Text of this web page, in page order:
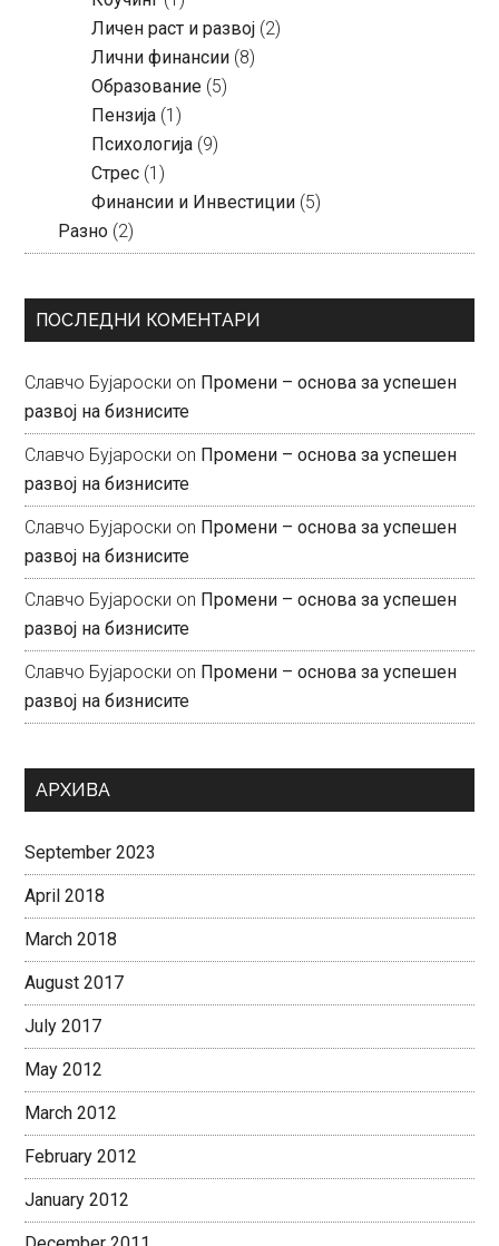
Личен раст и развој (2)
Лични финансии (8)
Образование (5)
Пензија (1)
Психологија (9)
Стрес (1)
Финансии и Инвестиции (5)
Разно (2)
ПОСЛЕДНИ КОМЕНТАРИ
Славчо Бујароски on Промени – основа за успешен
развој на бизнисите
Славчо Бујароски on Промени – основа за успешен
развој на бизнисите
Славчо Бујароски on Промени – основа за успешен
развој на бизнисите
Славчо Бујароски on Промени – основа за успешен
развој на бизнисите
Славчо Бујароски on Промени – основа за успешен
развој на бизнисите
АРХИВА
September 2023
April 2018
March 2018
August 2017
July 2017
May 2012
March 2012
February 2012
January 2012